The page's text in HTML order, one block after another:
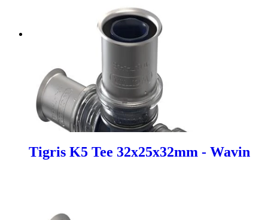
Tigris K5 Tee 32x25x32mm - Wavin